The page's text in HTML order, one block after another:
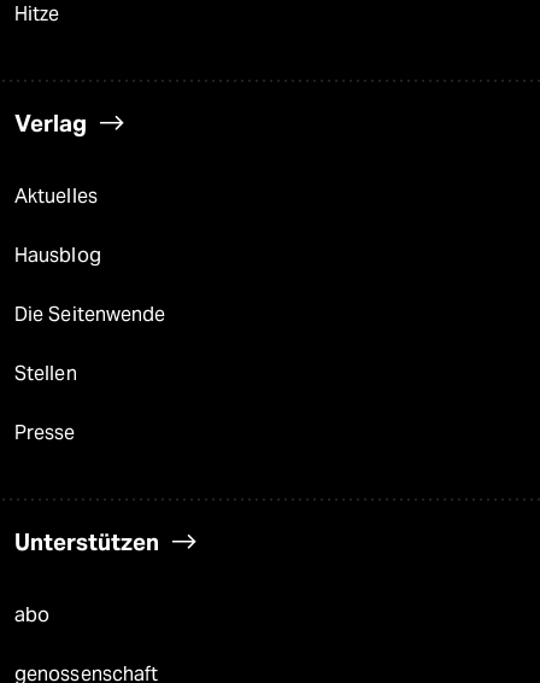
Hitze
Verlag
Aktuelles
Hausblog
Die Seitenwende
Stellen
Presse
Unterstützen
abo
genossenschaft